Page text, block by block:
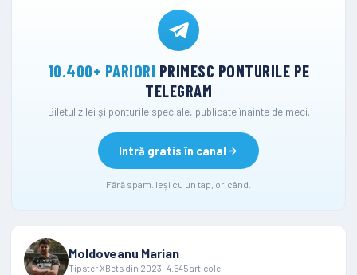
10.400+ PARIORI PRIMESC PONTURILE PE
TELEGRAM
Biletul zilei și ponturile speciale, publicate înainte de meci.
Intră gratis în canal
Fără spam. Ieși cu un tap, oricând.
Moldoveanu Marian
Tipster XBets din 2023 · 4.545 articole